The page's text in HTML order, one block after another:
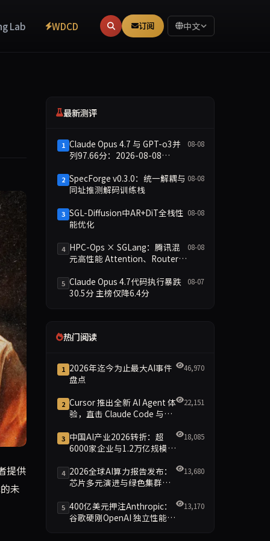
Lab WDCD 订阅 中文
技术的未来。编者结合行业背景，分析人工智能如何重塑
提供
未
最新测评
1 Claude Opus 4.7 与 GPT-o3并
列97.66分：2026-08-08
08-08
2 SpecForge v0.3.0：统一解耦与
同址推测解码训练栈
08-08
3 SGL-Diffusion中AR+DiT全栈性
能优化
08-08
4 HPC-Ops × SGLang：腾讯混
元高性能 Attention、Router
08-08
5 Claude Opus 4.7代码执行暴跌
30.5分 主榜仅降6.4分
08-07
热门阅读
1 2026年迄今为止最大AI事件
盘点
46,970
2 Cursor 推出全新 AI Agent 体
验，直击 Claude Code 与
22,151
3 中国AI产业2026转折：超
6000家企业与1.2万亿规模引
18,085
4 2026全球AI算力报告发布：
芯片多元演进与绿色集群引
13,680
5 400亿美元押注Anthropic：
谷歌硬刚OpenAI 独立性能否
13,170